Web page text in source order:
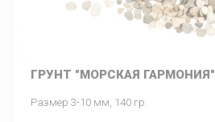
ГРУНТ "МОРСКАЯ ГАРМОНИЯ"
Размер 3-10 мм, 140 гр.